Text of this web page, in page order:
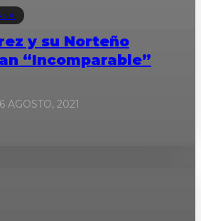
y su Norteño
“Incomparable”
AGOSTO, 2021